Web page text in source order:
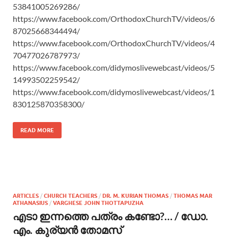
53841005269286/
https://www.facebook.com/OrthodoxChurchTV/videos/6
87025668344494/
https://www.facebook.com/OrthodoxChurchTV/videos/4
70477026787973/
https://www.facebook.com/didymoslivewebcast/videos/5
14993502259542/
https://www.facebook.com/didymoslivewebcast/videos/1
830125870358300/
READ MORE
ARTICLES / CHURCH TEACHERS / DR. M. KURIAN THOMAS / THOMAS MAR
ATHANASIUS / VARGHESE JOHN THOTTAPUZHA
എടാ ഇന്നത്തെ പത്രം കണ്ടോ?… / ഡോ.
എം. കുര്യന്‍ തോമസ്